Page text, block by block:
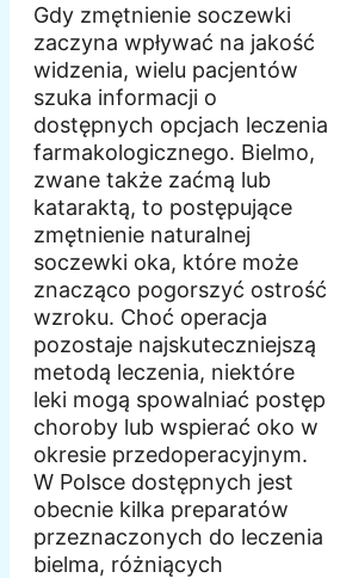
Gdy zmętnienie soczewki
zaczyna wpływać na jakość
widzenia, wielu pacjentów
szuka informacji o
dostępnych opcjach leczenia
farmakologicznego. Bielmo,
zwane także zaćmą lub
kataraktą, to postępujące
zmętnienie naturalnej
soczewki oka, które może
znacząco pogorszyć ostrość
wzroku. Choć operacja
pozostaje najskuteczniejszą
metodą leczenia, niektóre
leki mogą spowalniać postęp
choroby lub wspierać oko w
okresie przedoperacyjnym.
W Polsce dostępnych jest
obecnie kilka preparatów
przeznaczonych do leczenia
bielma, różniących